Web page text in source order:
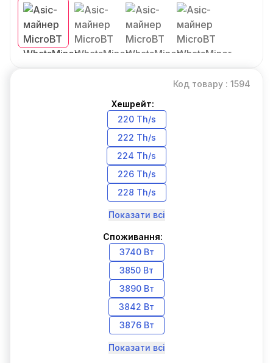
Код товару : 1594
Хешрейт:
220 Th/s
222 Th/s
224 Th/s
226 Th/s
228 Th/s
Показати всі
Споживання:
3740 Вт
3850 Вт
3890 Вт
3842 Вт
3876 Вт
Показати всі